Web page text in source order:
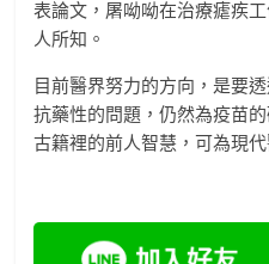
表論文，屠呦呦在治療瘧疾
人所知。
目前醫界努力的方向，是要
抗藥性的問題，仍然為疫苗
古籍裡的前人智慧，可為現代